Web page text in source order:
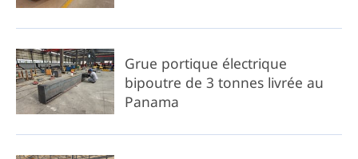
Grue portique électrique
bipoutre de 3 tonnes livrée au
Panama